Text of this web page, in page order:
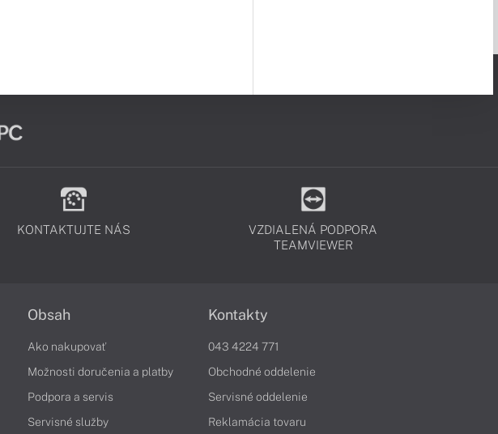
KONTAKTUJTE NÁS
VZDIALENÁ PODPORA
TEAMVIEWER
Obsah
Ako nakupovať
Možnosti doručenia a platby
Podpora a servis
Servisné služby
Kontakty
043 4224 771
Obchodné oddelenie
Servisné oddelenie
Reklamácia tovaru